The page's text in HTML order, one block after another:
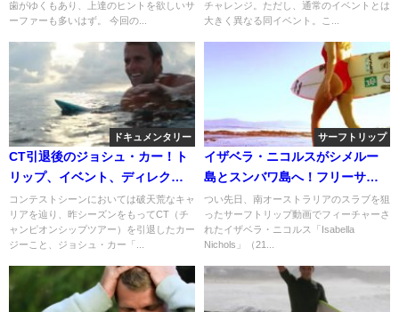
歯がゆくもあり、上達のヒントを欲しいサ
ーファーも多いはず。 今回の...
チャレンジ。ただし、通常のイベントとは
大きく異なる同イベント。こ...
ドキュメンタリー
CT引退後のジョシュ・カー！ト
リップ、イベント、ディレクタ
ーと大忙しな日々
コンテストシーンにおいては破天荒なキャ
リアを辿り、昨シーズンをもってCT（チ
ャンピオンシップツアー）を引退したカー
ジーこと、ジョシュ・カー「...
サーフトリップ
イザベラ・ニコルスがシメルー
島とスンバワ島へ！フリーサー
フ動画
つい先日、南オーストラリアのスラブを狙
ったサーフトリップ動画でフィーチャーさ
れたイザベラ・ニコルス「Isabella
Nichols」（21...